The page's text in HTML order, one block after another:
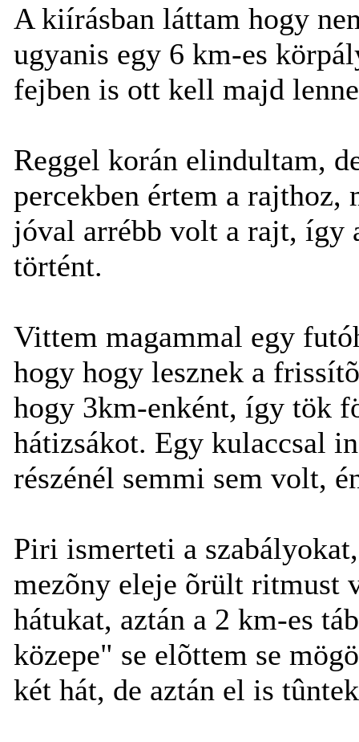
A kiírásban láttam hogy
ugyanis egy 6 km-es
fejben is ott kell majd
Reggel korán elindultam,
percekben értem a
jóval arrébb volt a rajt, így
történt.
Vittem magammal egy
hogy hogy lesznek a
hogy 3km-enként, így tök
hátizsákot. Egy kulaccsal
részénél semmi sem volt,
Piri ismerteti a
mezõny eleje õrült ritmust
hátukat, aztán a 2 km-es
közepe" se elõttem se
két hát, de aztán el is